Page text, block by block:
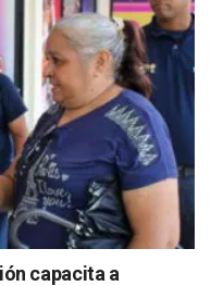
capacita a